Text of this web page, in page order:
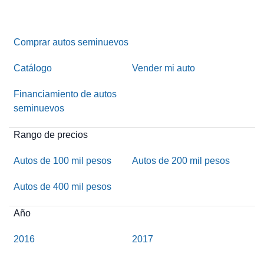
Comprar autos seminuevos
Catálogo Vender mi auto
Financiamiento de autos
seminuevos
Rango de precios
Autos de 100 mil pesos Autos de 200 mil pesos
Autos de 400 mil pesos
Año
2016 2017